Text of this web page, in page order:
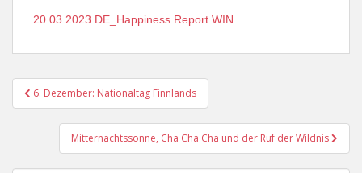
20.03.2023 DE_Happiness Report WIN
Beitragsnavigation
6. Dezember: Nationaltag Finnlands
Mitternachtssonne, Cha Cha Cha und der Ruf der Wildnis